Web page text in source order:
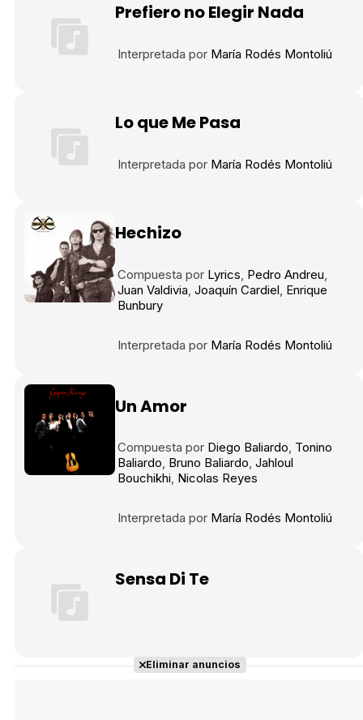
Prefiero no Elegir Nada
Interpretada por María Rodés Montoliú
Lo que Me Pasa
Interpretada por María Rodés Montoliú
Hechizo
Compuesta por Lyrics Pedro Andreu
Juan Valdivia Joaquín Cardiel Enrique
Bunbury
Interpretada por María Rodés Montoliú
Un Amor
Compuesta por Diego Baliardo Tonino
Baliardo Bruno Baliardo Jahloul
Bouchikhi Nicolas Reyes
Interpretada por María Rodés Montoliú
Sensa Di Te
Eliminar anuncios